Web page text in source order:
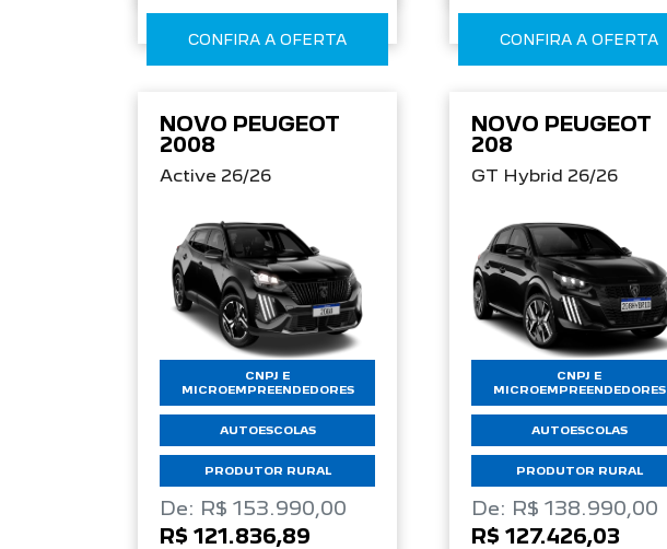
CONFIRA A OFERTA CONFIRA A OFERTA
NOVO PEUGEOT
2008
Active 26/26
CNPJ E
MICROEMPREENDEDORES
AUTOESCOLAS
PRODUTOR RURAL
De: R$ 153.990,00
R$ 121.836,89
NOVO PEUGEOT
208
GT Hybrid 26/26
CNPJ E
MICROEMPREENDEDORES
AUTOESCOLAS
PRODUTOR RURAL
De: R$ 138.990,00
R$ 127.426,03